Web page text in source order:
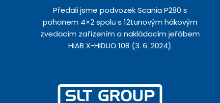
Předali jsme podvozek Scania P280 s
pohonem 4×2 spolu s 12tunovým hákovým
zvedacím zařízením a nakládacím jeřábem
HIAB X-HIDUO 108 (3. 6. 2024)